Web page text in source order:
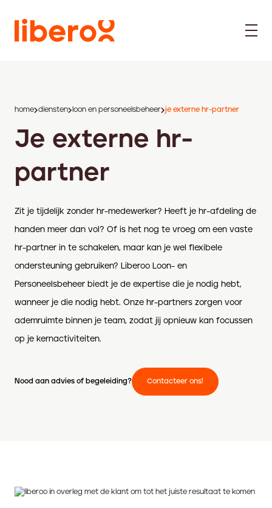
home diensten loon en personeelsbeheer je externe hr-partner
Je externe hr-
partner
Zit je tijdelijk zonder hr-medewerker? Heeft je hr-afdeling de
handen meer dan vol? Of is het nog te vroeg om een vaste
hr-partner in te schakelen, maar kan je wel flexibele
ondersteuning gebruiken? Liberoo Loon- en
Personeelsbeheer biedt je de expertise die je nodig hebt,
wanneer je die nodig hebt. Onze hr-partners zorgen voor
ademruimte binnen je team, zodat jij opnieuw kan focussen
op je kernactiviteiten.
Nood aan advies of begeleiding? Contacteer ons!